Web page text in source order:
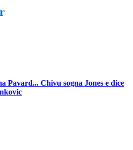
Pavard... Chivu sogna Jones e dice